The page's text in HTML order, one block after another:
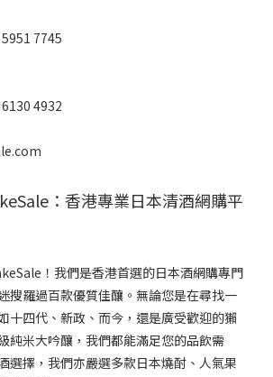
7745
4932
：香港專業日本清酒網購平
！我們是香港首選的日本酒網購專門
搜羅過百款優質佳釀。無論您是在尋找一
十四代、新政、而今，還是廣受歡迎的獺
純米大吟釀，我們都能滿足您的品飲需
選擇，我們亦嚴選多款日本燒酎、人氣果